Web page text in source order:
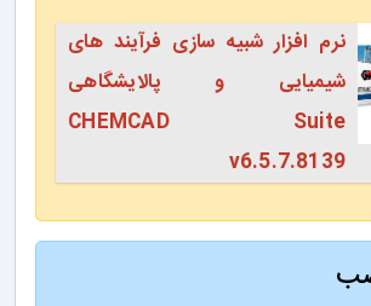
نرم افزار شبیه سازی فرآیند های
شیمیایی و پالایشگاهی
CHEMCAD Suite
v6.5.7.8139